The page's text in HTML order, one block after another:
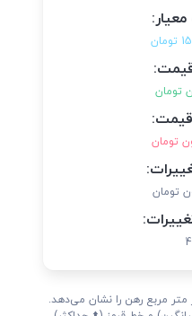
قیمت:
متر مربع رهن را نشان می‌دهد.